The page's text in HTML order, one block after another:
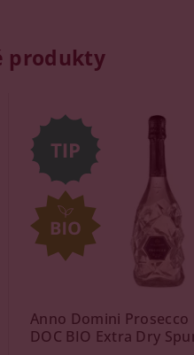
produkty
Anno Domini Prosecco
DOC BIO Extra Dry